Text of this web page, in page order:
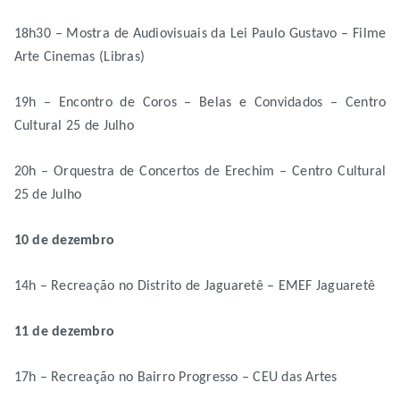
18h30 – Mostra de Audiovisuais da Lei Paulo Gustavo – Filme
Arte Cinemas (Libras)
19h – Encontro de Coros – Belas e Convidados – Centro
Cultural 25 de Julho
20h – Orquestra de Concertos de Erechim – Centro Cultural
25 de Julho
10 de dezembro
14h – Recreação no Distrito de Jaguaretê – EMEF Jaguaretê
11 de dezembro
17h – Recreação no Bairro Progresso – CEU das Artes